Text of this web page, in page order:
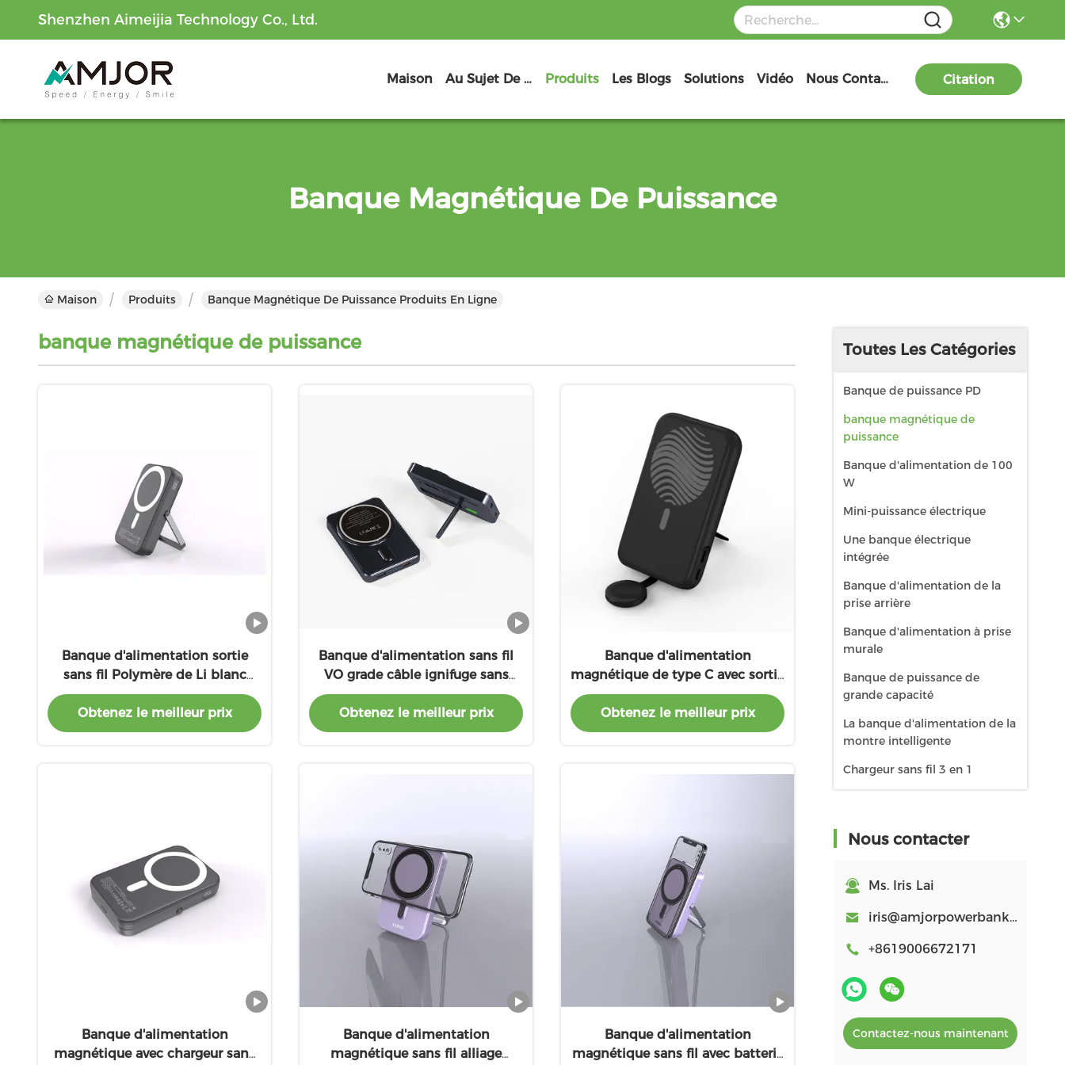
Shenzhen Aimeijia Technology Co., Ltd.
Maison Au Sujet De Nous Produits Les Blogs Solutions Vidéo Nous Contacter Citation
Banque Magnétique De Puissance
Maison Produits Banque Magnétique De Puissance Produits En Ligne
Toutes Les Catégories
Banque de puissance PD
banque magnétique de
puissance
Banque d'alimentation de 100
W
Mini-puissance électrique
Une banque électrique
intégrée
Banque d'alimentation de la
prise arrière
Banque d'alimentation à prise
murale
Banque de puissance de
grande capacité
La banque d'alimentation de la
montre intelligente
Chargeur sans fil 3 en 1
Nous contacter
Ms. Iris Lai
iris@amjorpowerbank.com
+8619006672171
Contactez-nous maintenant
banque magnétique de puissance
Banque d'alimentation sortie
sans fil Polymère de Li blanc
bleu avec type C PD22.5W sortie
5W/7.5W
Obtenez le meilleur prix
Banque d'alimentation sans fil
VO grade câble ignifuge sans
charge avec 5000mAh Capacité
Obtenez le meilleur prix
Banque d'alimentation
magnétique de type C avec sortie
sans fil en alliage d'aluminium
ABS PC de 5W à 15W
Obtenez le meilleur prix
Banque d'alimentation
magnétique avec chargeur sans
Banque d'alimentation
magnétique sans fil alliage
Banque d'alimentation
magnétique sans fil avec batterie